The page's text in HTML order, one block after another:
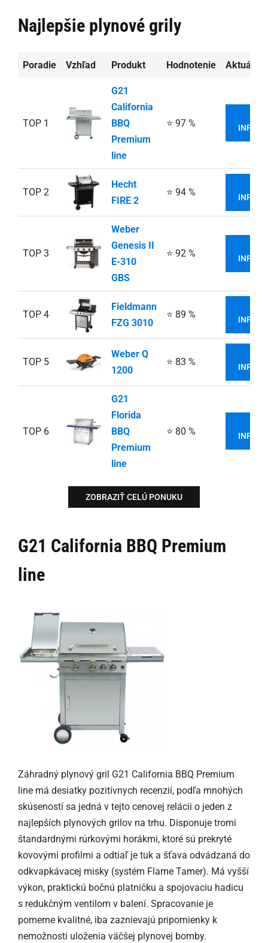
Najlepšie plynové grily
Poradie Vzhľad Produkt Hodnotenie Aktuálna
TOP 1
G21
California
BBQ
Premium
line
⭐ 97 %
TOP 2
Hecht
FIRE 2
⭐ 94 %
TOP 3
Weber
Genesis II
E-310
GBS
⭐ 92 %
TOP 4
Fieldmann
FZG 3010
⭐ 89 %
TOP 5
Weber Q
1200
⭐ 83 %
TOP 6
G21
Florida
BBQ
Premium
line
⭐ 80 %
ZOBRAZIŤ CELÚ PONUKU
G21 California BBQ Premium
line
Záhradný plynový gril G21 California BBQ Premium
line má desiatky pozitívnych recenzií, podľa mnohých
skúseností sa jedná v tejto cenovej relácii o jeden z
najlepších plynových grilov na trhu. Disponuje tromi
štandardnými rúrkovými horákmi, ktoré sú prekryté
kovovými profilmi a odtiaľ je tuk a šťava odvádzaná do
odkvapkávacej misky (systém Flame Tamer). Má vyšší
výkon, praktickú bočnú platničku a spojovaciu hadicu
s redukčným ventilom v balení. Spracovanie je
pomerne kvalitné, iba zaznievajú pripomienky k
nemožnosti uloženia väčšej plynovej bomby.